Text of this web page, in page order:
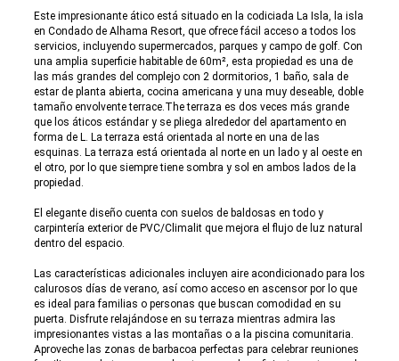
Este impresionante ático está situado en la codiciada La Isla, la isla
en Condado de Alhama Resort, que ofrece fácil acceso a todos los
servicios, incluyendo supermercados, parques y campo de golf. Con
una amplia superficie habitable de 60m², esta propiedad es una de
las más grandes del complejo con 2 dormitorios, 1 baño, sala de
estar de planta abierta, cocina americana y una muy deseable, doble
tamaño envolvente terrace.The terraza es dos veces más grande
que los áticos estándar y se pliega alrededor del apartamento en
forma de L. La terraza está orientada al norte en una de las
esquinas. La terraza está orientada al norte en un lado y al oeste en
el otro, por lo que siempre tiene sombra y sol en ambos lados de la
propiedad.
El elegante diseño cuenta con suelos de baldosas en todo y
carpintería exterior de PVC/Climalit que mejora el flujo de luz natural
dentro del espacio.
Las características adicionales incluyen aire acondicionado para los
calurosos días de verano, así como acceso en ascensor por lo que
es ideal para familias o personas que buscan comodidad en su
puerta. Disfrute relajándose en su terraza mientras admira las
impresionantes vistas a las montañas o a la piscina comunitaria.
Aproveche las zonas de barbacoa perfectas para celebrar reuniones